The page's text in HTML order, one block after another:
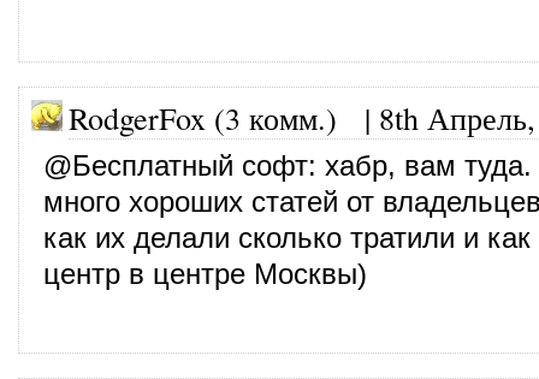
RodgerFox (3 комм.) | 8th
@Бесплатный софт: хабр, вам
много хороших статей от
как их делали сколько тратили и как
центр в центре Москвы)